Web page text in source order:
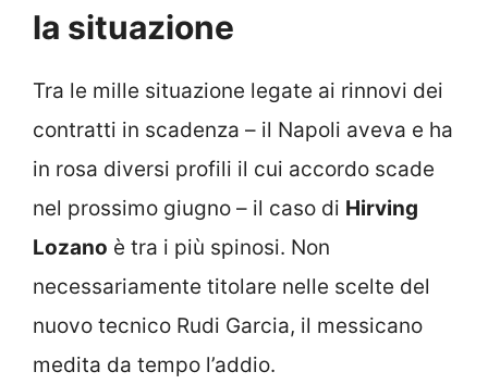
la situazione
Tra le mille situazione legate ai rinnovi dei
contratti in scadenza – il Napoli aveva e ha
in rosa diversi profili il cui accordo scade
nel prossimo giugno – il caso di Hirving
Lozano è tra i più spinosi. Non
necessariamente titolare nelle scelte del
nuovo tecnico Rudi Garcia, il messicano
medita da tempo l’addio.